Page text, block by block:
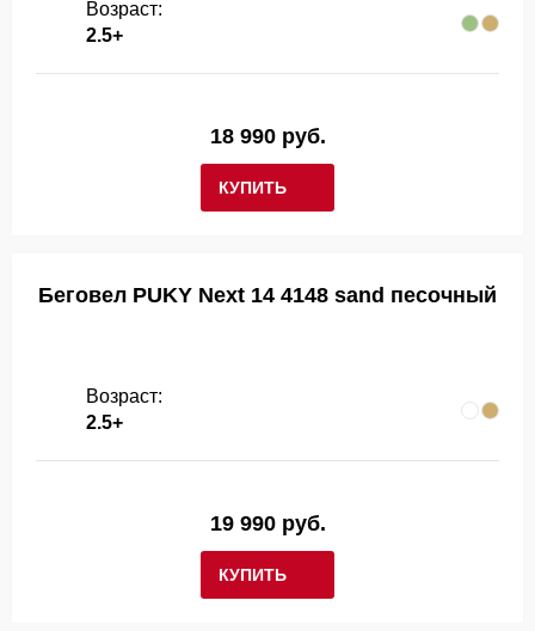
Возраст:
2.5+
КУПИТЬ
18 990 руб.
Беговел PUKY Next 14 4148 sand песочный
Возраст:
2.5+
КУПИТЬ
19 990 руб.